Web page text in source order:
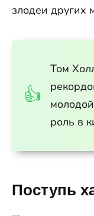
злодеи других
Том
роль в
Поступь